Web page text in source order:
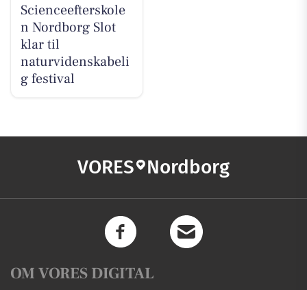
Scienceefterskole
n Nordborg Slot
klar til
naturvidenskabeli
g festival
VORES Nordborg
OM VORES DIGITAL